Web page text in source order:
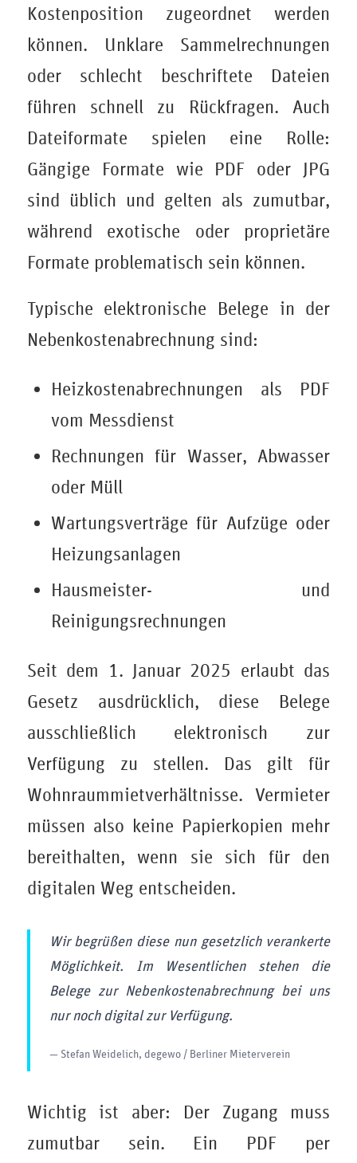
Kostenposition zugeordnet werden
können. Unklare Sammelrechnungen
oder schlecht beschriftete Dateien
führen schnell zu Rückfragen. Auch
Dateiformate spielen eine Rolle:
Gängige Formate wie PDF oder JPG
sind üblich und gelten als zumutbar,
während exotische oder proprietäre
Formate problematisch sein können.
Typische elektronische Belege in der
Nebenkostenabrechnung sind:
Heizkostenabrechnungen als PDF
vom Messdienst
Rechnungen für Wasser, Abwasser
oder Müll
Wartungsverträge für Aufzüge oder
Heizungsanlagen
Hausmeister- und
Reinigungsrechnungen
Seit dem 1. Januar 2025 erlaubt das
Gesetz ausdrücklich, diese Belege
ausschließlich elektronisch zur
Verfügung zu stellen. Das gilt für
Wohnraummietverhältnisse. Vermieter
müssen also keine Papierkopien mehr
bereithalten, wenn sie sich für den
digitalen Weg entscheiden.
Wir begrüßen diese nun gesetzlich verankerte
Möglichkeit. Im Wesentlichen stehen die
Belege zur Nebenkostenabrechnung bei uns
nur noch digital zur Verfügung.
— Stefan Weidelich, degewo / Berliner Mieterverein
Wichtig ist aber: Der Zugang muss
zumutbar sein. Ein PDF per